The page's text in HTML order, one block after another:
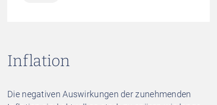
Risiken
Inflation
Die negativen Auswirkungen der zunehmenden